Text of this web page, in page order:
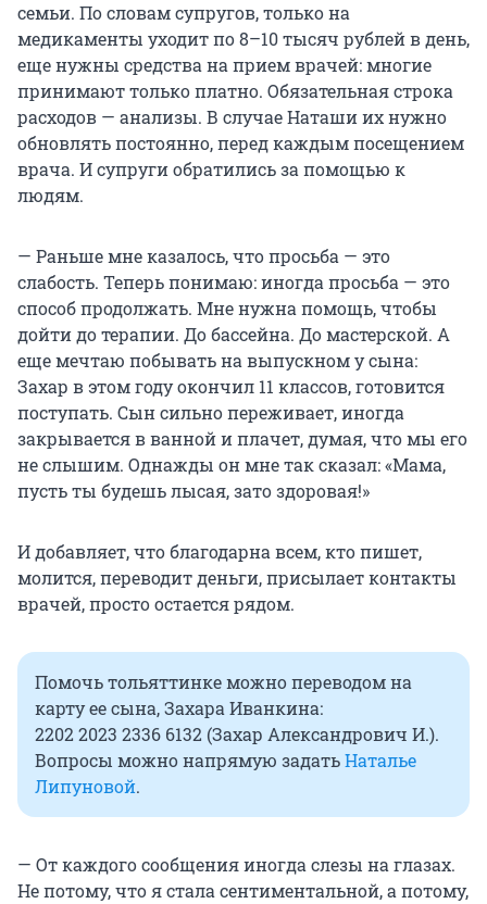
семьи. По словам супругов, только на
медикаменты уходит по 8–10 тысяч рублей в день,
еще нужны средства на прием врачей: многие
принимают только платно. Обязательная строка
расходов — анализы. В случае Наташи их нужно
обновлять постоянно, перед каждым посещением
врача. И супруги обратились за помощью к
людям.
— Раньше мне казалось, что просьба — это
слабость. Теперь понимаю: иногда просьба — это
способ продолжать. Мне нужна помощь, чтобы
дойти до терапии. До бассейна. До мастерской. А
еще мечтаю побывать на выпускном у сына:
Захар в этом году окончил 11 классов, готовится
поступать. Сын сильно переживает, иногда
закрывается в ванной и плачет, думая, что мы его
не слышим. Однажды он мне так сказал: «Мама,
пусть ты будешь лысая, зато здоровая!»
И добавляет, что благодарна всем, кто пишет,
молится, переводит деньги, присылает контакты
врачей, просто остается рядом.
Помочь тольяттинке можно переводом на
карту ее сына, Захара Иванкина:
2202 2023 2336 6132 (Захар Александрович И.).
Вопросы можно напрямую задатьНаталье
Липуновой.
— От каждого сообщения иногда слезы на глазах.
Не потому, что я стала сентиментальной, а потому,